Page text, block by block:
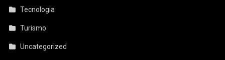
Tecnologia
Turismo
Uncategorized